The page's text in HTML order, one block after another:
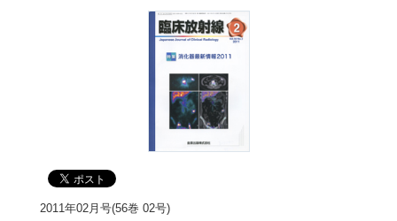
2011年02月号(56巻 02号)